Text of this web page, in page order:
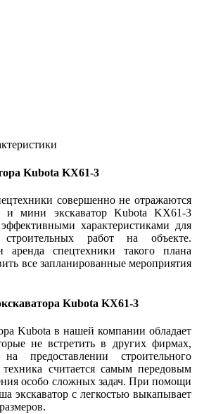
Kubota KX61-3
совершенно не отражаются
мини экскаватор Kubota KX61-3
характеристиками для
работ на объекте.
аренда спецтехники такого плана
все запланированные мероприятия
Kubota KX61-3
Kubota в нашей компании обладает
не встретить в других фирмах,
предоставлении строительного
считается самым передовым
особо сложных задач. При помощи
экскаватор с легкостью выкапывает